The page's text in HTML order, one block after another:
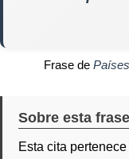
Frase de Países
Sobre esta
Esta cita pertenece